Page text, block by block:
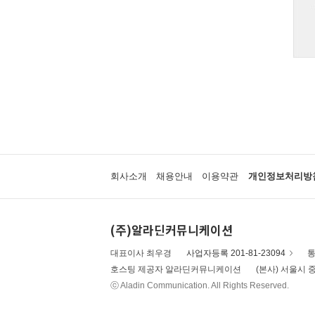
회사소개 채용안내 이용약관 개인정보처리방
(주)알라딘커뮤니케이션
대표이사 최우경 사업자등록 201-81-23094
호스팅 제공자 알라딘커뮤니케이션
(본사) 서울시
ⓒ Aladin Communication. All Rights Reserved.